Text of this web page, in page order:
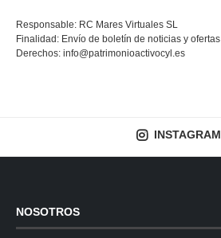
Responsable: RC Mares Virtuales SL
Finalidad: Envío de boletín de noticias y ofertas
Derechos: info@patrimonioactivocyl.es
INSTAGRAM
NOSOTROS